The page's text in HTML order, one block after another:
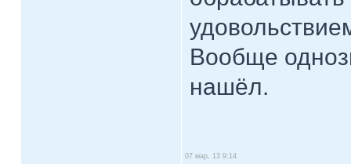
Вообще
нашёл.
07 мар, 13 9:14